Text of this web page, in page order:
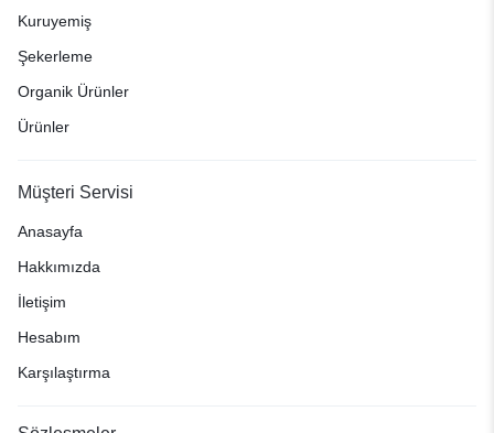
Kuruyemiş
Şekerleme
Organik Ürünler
Ürünler
Müşteri Servisi
Anasayfa
Hakkımızda
İletişim
Hesabım
Karşılaştırma